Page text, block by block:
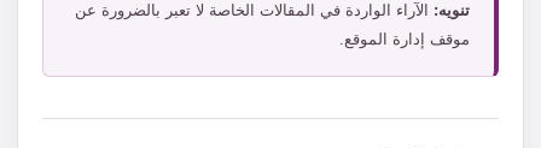
تنويه: الآراء الواردة في المقالات الخاصة لا تعبر بالضرورة عن
موقف إدارة الموقع.